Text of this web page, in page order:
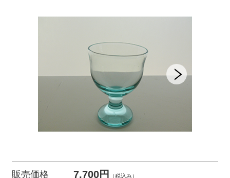
販売価格 7,700円 （税込み）